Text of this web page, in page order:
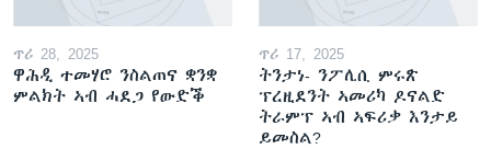
ጥሪ 28, 2025
ዋሕዲ ተመሃሮ ንስልጠና ቋንቋ
ምልክት ኣብ ሓደጋ የውድቕ
ጥሪ 17, 2025
ትንታነ- ንፖሊሲ ምሩጽ
ፕረዚደንት ኣመሪካ ዶናልድ
ትራምፕ ኣብ ኣፍሪቃ እንታይ
ይመስል?